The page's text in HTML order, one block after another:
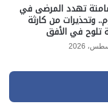
تهدد المرضى في
وتحذيرات من كارثة
تلوح في الأفق